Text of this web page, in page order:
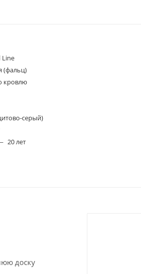
Line
(фальц)
кровлю
серый)
20 лет
доску